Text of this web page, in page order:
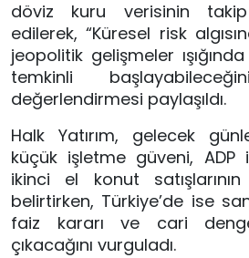
döviz kuru verisinin
edilerek, “Küresel risk
jeopolitik gelişmeler
temkinli
değerlendirmesi paylaşıldı.
Halk Yatırım, gelecek
küçük işletme güveni,
ikinci el konut
belirtirken, Türkiye’de ise
faiz kararı ve cari
çıkacağını vurguladı.